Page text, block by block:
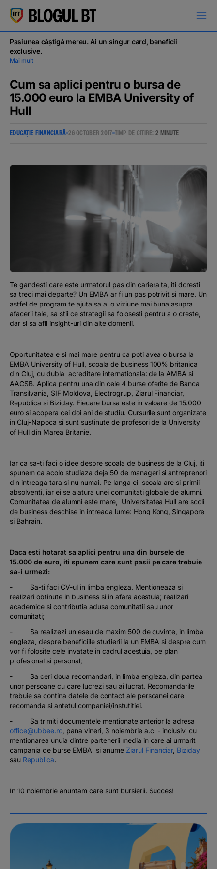
кириллица
Campanii
Educație financiară
BT Pay
Banking, pe relaxare
Pasiunea câștigă mereu. Ai un singur card, beneficii
exclusive.
Mai mult
Cum sa aplici pentru o bursa de
15.000 euro la EMBA University of
Hull
EDUCAȚIE FINANCIARĂ 26 OCTOBER 2017 TIMP DE CITIRE:2 MINUTE
Te gandesti care este urmatorul pas din cariera ta, iti doresti
sa treci mai departe? Un EMBA ar fi un pas potrivit si mare. Un
astfel de program te ajuta sa ai o viziune mai buna asupra
afacerii tale, sa stii ce strategii sa folosesti pentru a o creste,
dar si sa afli insight-uri din alte domenii.
Oportunitatea e si mai mare pentru ca poti avea o bursa la
EMBA University of Hull, scoala de business 100% britanica
din Cluj, cu dubla acreditare internationala: de la AMBA si
AACSB. Aplica pentru una din cele 4 burse oferite de Banca
Transilvania, SIF Moldova, Electrogrup, Ziarul Financiar,
Republica si Biziday. Fiecare bursa este in valoare de 15.000
euro si acopera cei doi ani de studiu. Cursurile sunt organizate
in Cluj-Napoca si sunt sustinute de profesori de la University
of Hull din Marea Britanie.
Iar ca sa-ti faci o idee despre scoala de business de la Cluj, iti
spunem ca acolo studiaza deja 50 de manageri si antreprenori
din intreaga tara si nu numai. Pe langa ei, scoala are si primii
absolventi, iar ei se alatura unei comunitati globale de alumni.
Comunitatea de alumni este mare, Universitatea Hull are scoli
de business deschise in intreaga lume: Hong Kong, Singapore
si Bahrain.
Daca esti hotarat sa aplici pentru una din bursele de
15.000 de euro, iti spunem care sunt pasii pe care trebuie
sa-i urmezi:
- Sa-ti faci CV-ul in limba engleza. Mentioneaza si
realizari obtinute in business si in afara acestuia; realizari
academice si contributia adusa comunitatii sau unor
comunitati;
- Sa realizezi un eseu de maxim 500 de cuvinte, in limba
engleza, despre beneficiile studierii la un EMBA si despre cum
vor fi folosite cele invatate in cadrul acestuia, pe plan
profesional si personal;
- Sa ceri doua recomandari, in limba engleza, din partea
unor persoane cu care lucrezi sau ai lucrat. Recomandarile
trebuie sa contina datele de contact ale persoanei care
recomanda si antetul companiei/instutitiei.
- Sa trimiti documentele mentionate anterior la adresa
office@ubbee.ro, pana vineri, 3 noiembrie a.c. - inclusiv, cu
mentionarea unuia dintre partenerii media in care ai urmarit
campania de burse EMBA, si anume Ziarul Financiar, Biziday
sau Republica.
In 10 noiembrie anuntam care sunt bursierii. Succes!